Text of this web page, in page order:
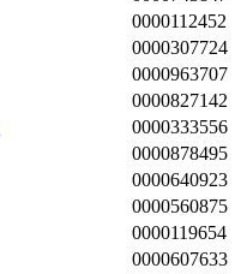
0000112452
0000307724
0000963707
0000827142
0000333556
0000878495
0000640923
0000560875
0000119654
0000607633